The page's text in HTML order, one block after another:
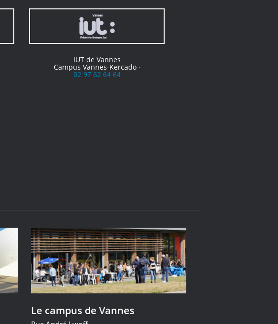
IUT de Vannes
Campus Vannes-Kercado ·
02 97 62 64 64
Le campus de Vannes